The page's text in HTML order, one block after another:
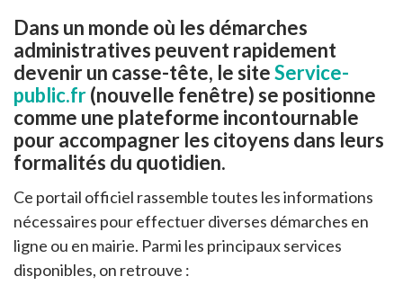
Dans un monde où les démarches
administratives peuvent rapidement
devenir un casse-tête, le siteService-
public.fr(nouvelle fenêtre) se positionne
comme une plateforme incontournable
pour accompagner les citoyens dans leurs
formalités du quotidien.
Ce portail officiel rassemble toutes les informations
nécessaires pour effectuer diverses démarches en
ligne ou en mairie. Parmi les principaux services
disponibles, on retrouve :